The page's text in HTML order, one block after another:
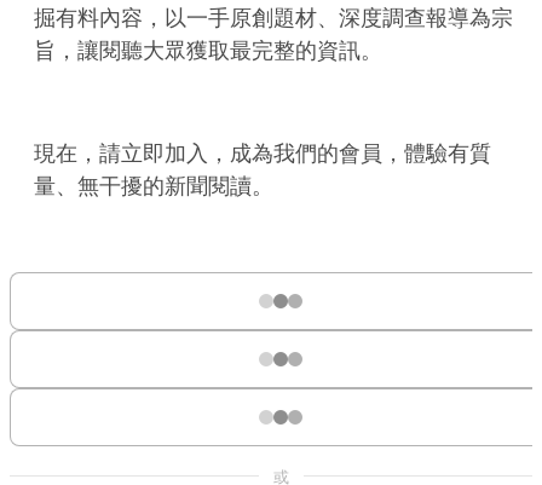
掘有料內容，以一手原創題材、深度調查報導為宗
旨，讓閱聽大眾獲取最完整的資訊。
現在，請立即加入，成為我們的會員，體驗有質
量、無干擾的新聞閱讀。
或